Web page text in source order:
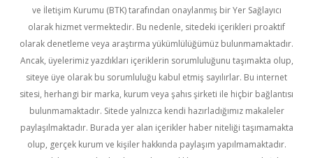
ve İletişim Kurumu (BTK) tarafından onaylanmış bir Yer Sağlayıcı
olarak hizmet vermektedir. Bu nedenle, sitedeki içerikleri proaktif
olarak denetleme veya araştırma yükümlülüğümüz bulunmamaktadır.
Ancak, üyelerimiz yazdıkları içeriklerin sorumluluğunu taşımakta olup,
siteye üye olarak bu sorumluluğu kabul etmiş sayılırlar. Bu internet
sitesi, herhangi bir marka, kurum veya şahıs şirketi ile hiçbir bağlantısı
bulunmamaktadır. Sitede yalnızca kendi hazırladığımız makaleler
paylaşılmaktadır. Burada yer alan içerikler haber niteliği taşımamakta
olup, gerçek kurum ve kişiler hakkında paylaşım yapılmamaktadır.